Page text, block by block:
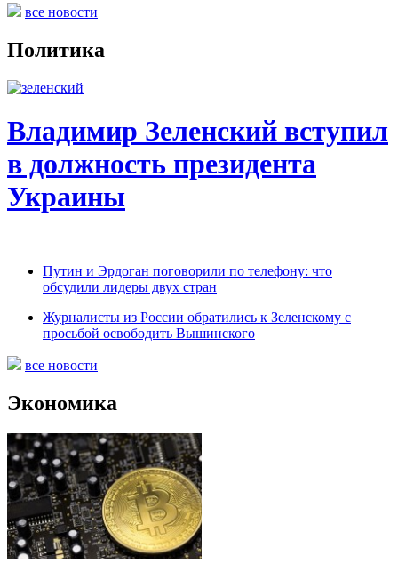
все новости
Политика
Владимир Зеленский вступил
в должность президента
Украины
Путин и Эрдоган поговорили по телефону: что
обсудили лидеры двух стран
Журналисты из России обратились к Зеленскому c
просьбой освободить Вышинского
все новости
Экономика